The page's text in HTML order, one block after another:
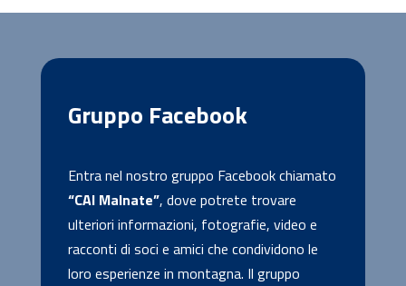
Gruppo Facebook
Entra nel nostro gruppo Facebook chiamato
“CAI Malnate”, dove potrete trovare
ulteriori informazioni, fotografie, video e
racconti di soci e amici che condividono le
loro esperienze in montagna. Il gruppo